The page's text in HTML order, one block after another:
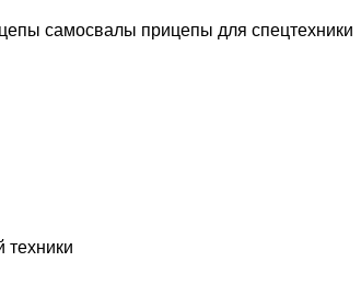
самосвалы прицепы для спецтехники
техники